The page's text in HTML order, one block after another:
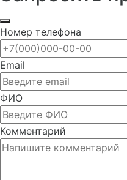
Номер телефона
Email
ФИО
Комментарий